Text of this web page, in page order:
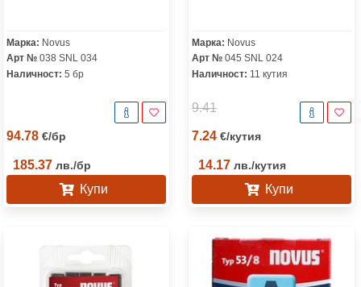
Марка: Novus
Арт № 038 SNL 034
Наличност: 5 бр
94.78 €/бр
185.37 лв./бр
Купи
Марка: Novus
Арт № 045 SNL 024
Наличност: 11 кутия
9.41
7.24 €/кутия
14.17 лв./кутия
Купи